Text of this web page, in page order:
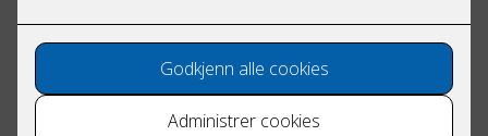
Vi setter vår stolthet i å være en allsidig elektropartner
med bred erfaring, som setter akkurat dine behov og